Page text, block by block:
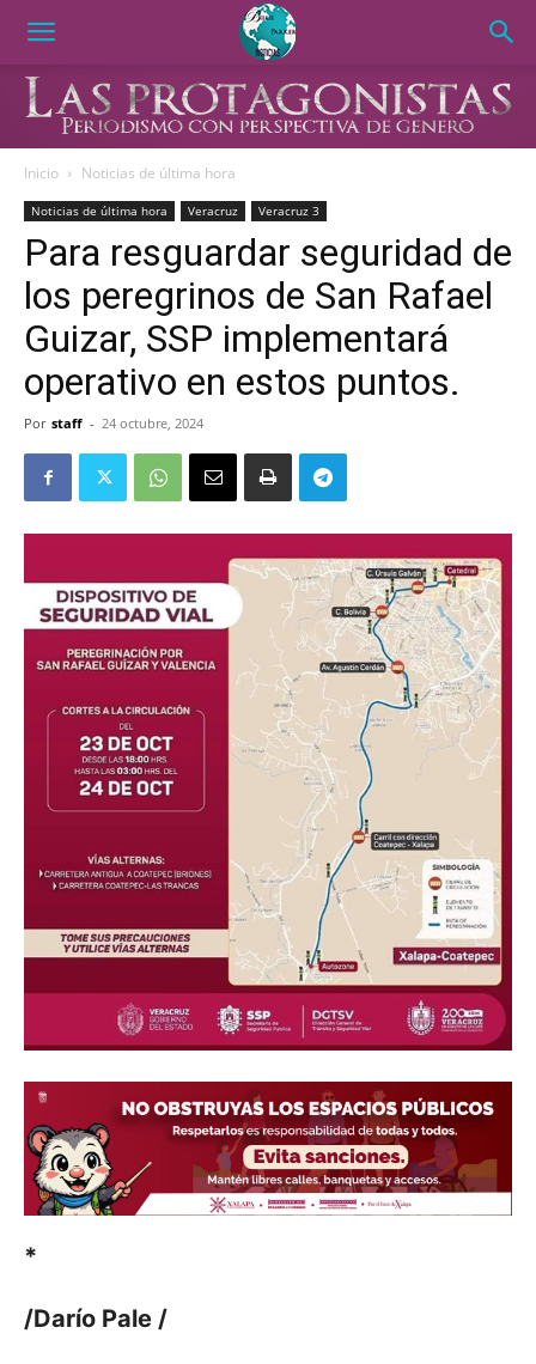
Inicio Noticias de última hora
Noticias de última hora Veracruz Veracruz 3
Para resguardar seguridad de
los peregrinos de San Rafael
Guizar, SSP implementará
operativo en estos puntos.
Por staff - 24 octubre, 2024
*
/Darío Pale /